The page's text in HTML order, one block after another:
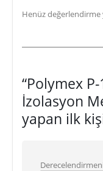
Henüz değerlendirme
“Polymex
İzolasyon
yapan ilk